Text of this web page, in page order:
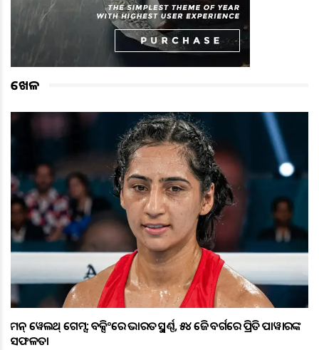
ଖେଳ
କମନ୍ ୱେଲଥ୍ ଗେମ୍ସ: ବକ୍ସିଂରେ ଭାରତକୁ ସ୍ବର୍ଣ୍ଣ, ୫୪ କେଜି ବର୍ଗରେ ପ୍ରିତି ପାୱାରଙ୍କ
ସଫଳତା